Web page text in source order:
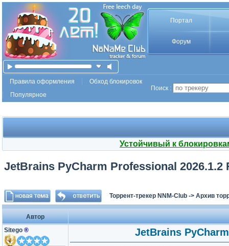
Портал
Форум
Правила оформления
Обход блокировок
Популярное
Поиск :
Устойчивый к
JetBrains PyCharm Professional 2026.1.2
Торрент-трекер NNM-Club -> Архив
Автор
Sitego ® JetBrains